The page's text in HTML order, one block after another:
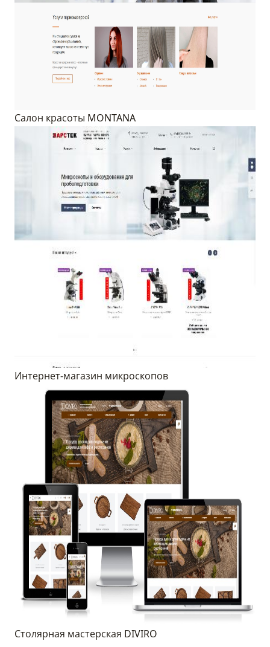
Салон красоты MONTANA
Интернет-магазин микроскопов
Столярная мастерская DIVIRO